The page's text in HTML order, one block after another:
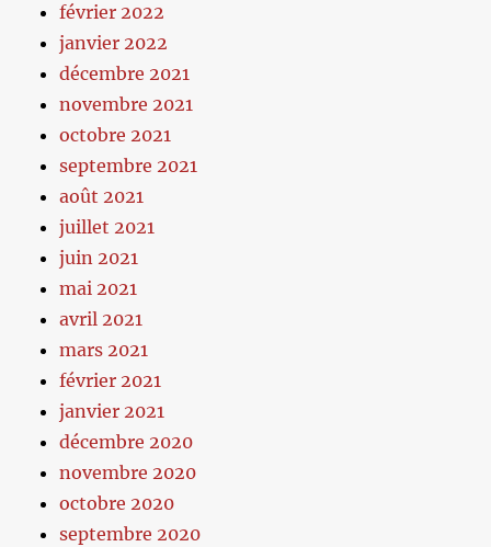
février 2022
janvier 2022
décembre 2021
novembre 2021
octobre 2021
septembre 2021
août 2021
juillet 2021
juin 2021
mai 2021
avril 2021
mars 2021
février 2021
janvier 2021
décembre 2020
novembre 2020
octobre 2020
septembre 2020